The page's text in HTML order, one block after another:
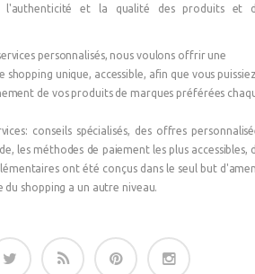
l'authenticité et la qualité des produits et
personnalisés, nous voulons offrir une
shopping unique, accessible, afin que vous puissiez
de vos produits de marques préférées
conseils spécialisés, des offres
les méthodes de paiement les plus accessibles,
ont été conçus dans le seul but
du shopping a un autre niveau.